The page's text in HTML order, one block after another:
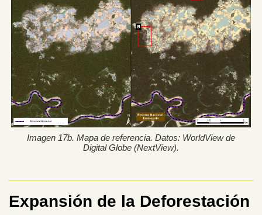
Imagen 17b. Mapa de referencia. Datos: WorldView de
Digital Globe (NextView).
Expansión de la Deforestación